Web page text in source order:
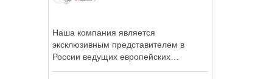
Наша компания является
эксклюзивным представителем в
России ведущих европейских